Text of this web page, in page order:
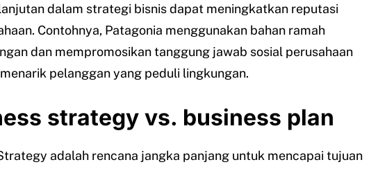
dalam strategi bisnis dapat meningkatkan reputasi
Contohnya, Patagonia menggunakan bahan ramah
dan mempromosikan tanggung jawab sosial perusahaan
pelanggan yang peduli lingkungan.
strategy vs. business plan
adalah rencana jangka panjang untuk mencapai tujuan